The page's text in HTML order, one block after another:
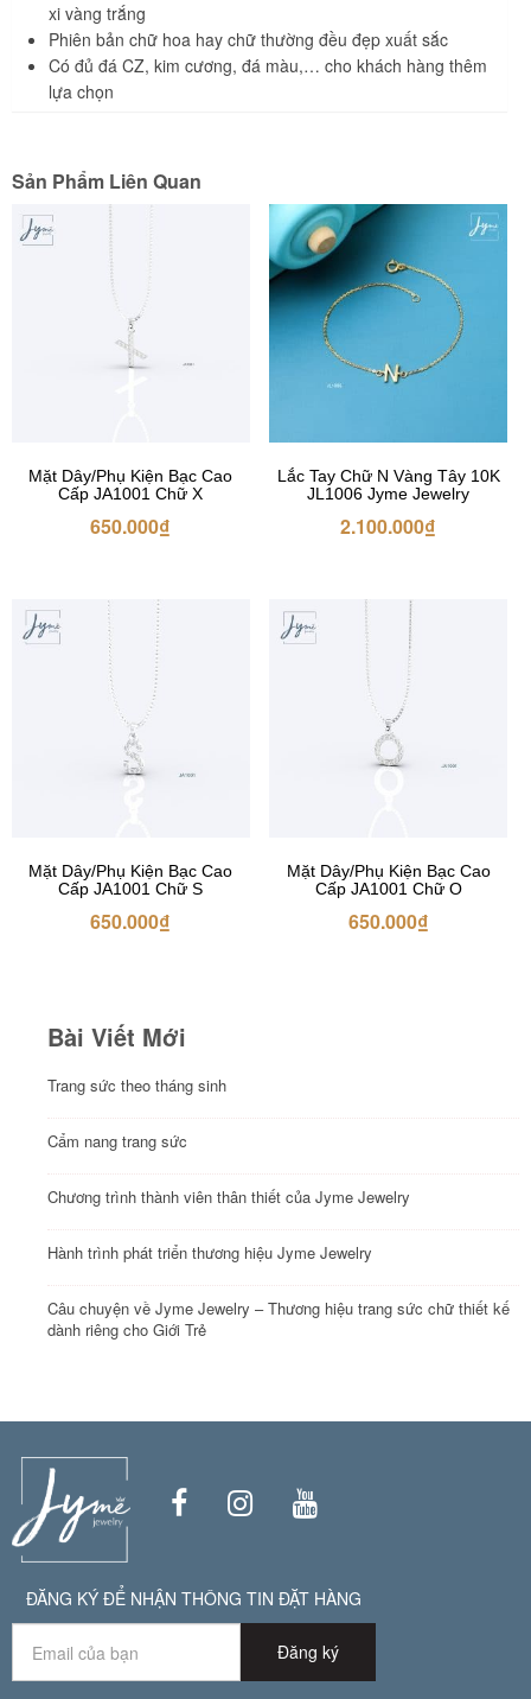
xi vàng trắng
Phiên bản chữ hoa hay chữ thường đều đẹp xuất sắc
Có đủ đá CZ, kim cương, đá màu,… cho khách hàng thêm
lựa chọn
Sản Phẩm Liên Quan
Mặt Dây/Phụ Kiện Bạc Cao
Cấp JA1001 Chữ X
650.000₫
Lắc Tay Chữ N Vàng Tây 10K
JL1006 Jyme Jewelry
2.100.000₫
Mặt Dây/Phụ Kiện Bạc Cao
Cấp JA1001 Chữ S
650.000₫
Mặt Dây/Phụ Kiện Bạc Cao
Cấp JA1001 Chữ O
650.000₫
Bài Viết Mới
Trang sức theo tháng sinh
Cẩm nang trang sức
Chương trình thành viên thân thiết của Jyme Jewelry
Hành trình phát triển thương hiệu Jyme Jewelry
Câu chuyện về Jyme Jewelry – Thương hiệu trang sức chữ thiết kế
dành riêng cho Giới Trẻ
ĐĂNG KÝ ĐỂ NHẬN THÔNG TIN ĐẶT HÀNG
Đăng ký